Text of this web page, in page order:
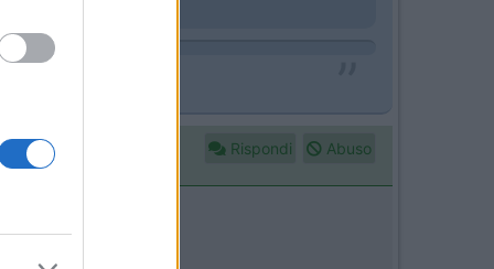
secondo serbatoio
Rispondi Abuso